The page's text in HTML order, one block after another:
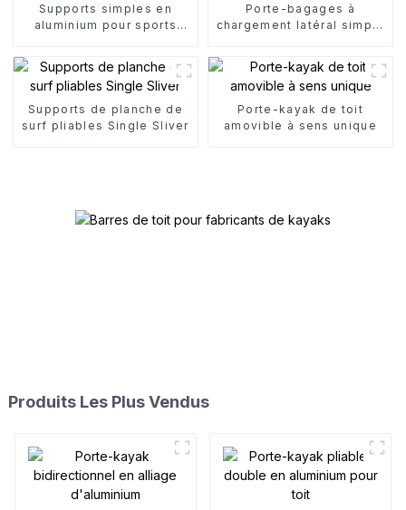
Supports simples en
aluminium pour sports
Porte-bagages à
chargement latéral simple
Supports de planche de
surf pliables Single Sliver
Porte-kayak de toit
amovible à sens unique
Produits Les Plus Vendus